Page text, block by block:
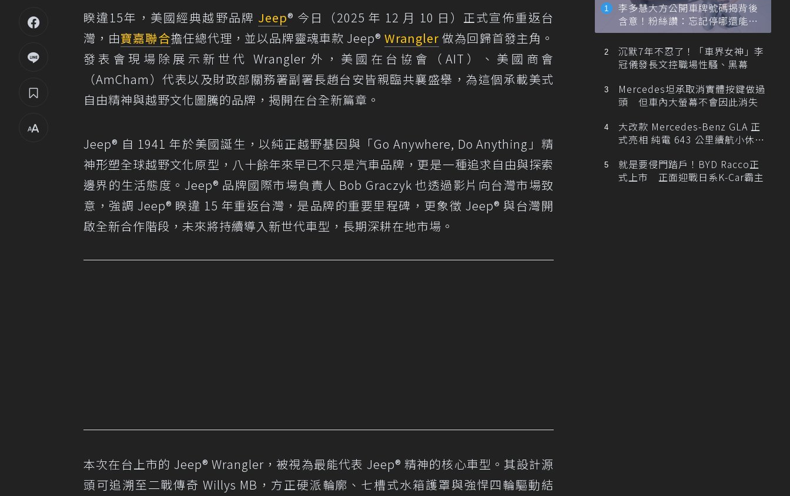
睽違15年，美國經典越野品牌 Jeep® 今日（2025 年 12 月 10 日）正式宣佈重返台
灣，由寶嘉聯合擔任總代理，並以品牌靈魂車款 Jeep®Wrangler 做為回歸首發主角。
發表會現場除展示新世代 Wrangler 外，美國在台協會（AIT）、美國商會
（AmCham）代表以及財政部關務署副署長趙台安皆親臨共襄盛舉，為這個承載美式
自由精神與越野文化圖騰的品牌，揭開在台全新篇章。
Jeep® 自 1941 年於美國誕生，以純正越野基因與「Go Anywhere, Do Anything」精
神形塑全球越野文化原型，八十餘年來早已不只是汽車品牌，更是一種追求自由與探索
邊界的生活態度。Jeep® 品牌國際市場負責人 Bob Graczyk 也透過影片向台灣市場致
意，強調 Jeep® 睽違 15 年重返台灣，是品牌的重要里程碑，更象徵 Jeep® 與台灣開
啟全新合作階段，未來將持續導入新世代車型，長期深耕在地市場。
本次在台上市的 Jeep® Wrangler，被視為最能代表 Jeep® 精神的核心車型。其設計源
頭可追溯至二戰傳奇 Willys MB，方正硬派輪廓、七槽式水箱護罩與強悍四輪驅動結
李多慧大方公開車牌號碼揭背後
含意！粉絲讚：忘記停哪還能幫
忙找車
沉默7年不忍了！「車界女神」李
冠儀發長文控職場性騷、黑幕
Mercedes坦承取消實體按鍵做過
頭 但車內大螢幕不會因此消失
大改款 Mercedes-Benz GLA 正
式亮相 純電 643 公里續航小休
就是要侵門踏戶！BYD Racco正
式上市 正面迎戰日系K-Car霸主